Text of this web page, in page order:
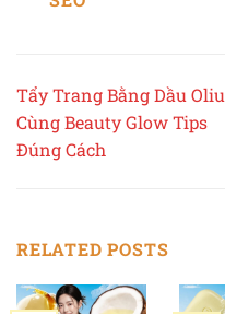
Tẩy Trang Bằng Dầu Oliu
Cùng Beauty Glow Tips
Đúng Cách
RELATED POSTS